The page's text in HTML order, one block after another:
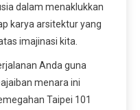
dalam menaklukkan
karya arsitektur yang
imajinasi kita.
Anda guna
menara ini
Taipei 101